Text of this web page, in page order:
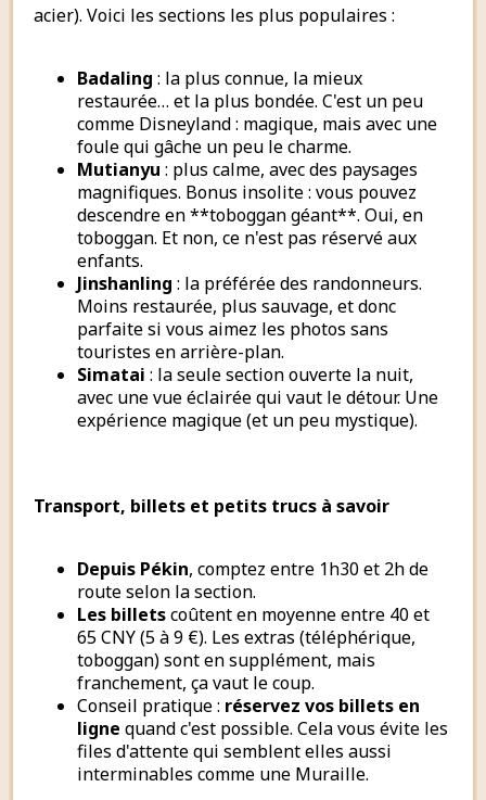
acier). Voici les sections les plus populaires :
Badaling : la plus connue, la mieux
restaurée… et la plus bondée. C'est un peu
comme Disneyland : magique, mais avec une
foule qui gâche un peu le charme.
Mutianyu : plus calme, avec des paysages
magnifiques. Bonus insolite : vous pouvez
descendre en **toboggan géant**. Oui, en
toboggan. Et non, ce n'est pas réservé aux
enfants.
Jinshanling : la préférée des randonneurs.
Moins restaurée, plus sauvage, et donc
parfaite si vous aimez les photos sans
touristes en arrière-plan.
Simatai : la seule section ouverte la nuit,
avec une vue éclairée qui vaut le détour. Une
expérience magique (et un peu mystique).
Transport, billets et petits trucs à savoir
Depuis Pékin, comptez entre 1h30 et 2h de
route selon la section.
Les billetscoûtent en moyenne entre 40 et
65 CNY (5 à 9 €). Les extras (téléphérique,
toboggan) sont en supplément, mais
franchement, ça vaut le coup.
Conseil pratique : réservez vos billets en
ligne quand c'est possible. Cela vous évite les
files d'attente qui semblent elles aussi
interminables comme une Muraille.